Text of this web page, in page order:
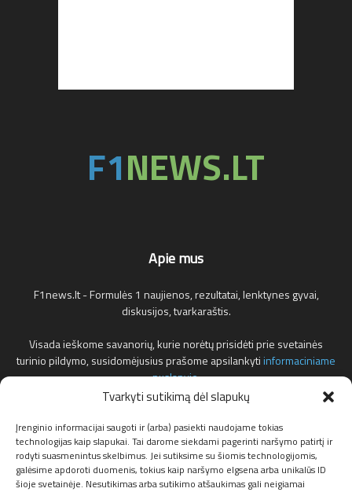
Tvarkyti sutikimą dėl slapukų
Įrenginio informacijai saugoti ir (arba) pasiekti naudojame tokias
technologijas kaip slapukai. Tai darome siekdami pagerinti naršymo patirtį ir
rodyti suasmenintus skelbimus. Jei sutiksime su šiomis technologijomis,
galėsime apdoroti duomenis, tokius kaip naršymo elgsena arba unikalūs ID
šioje svetainėje. Nesutikimas arba sutikimo atšaukimas gali neigiamai
Apie mus
F1news.lt - Formulės 1 naujienos, rezultatai, lenktynes gyvai,
diskusijos, tvarkaraštis.
Visada ieškome savanorių, kurie norėtų prisidėti prie svetainės
turinio pildymo, susidomėjusius prašome apsilankytiinformaciniame
puslapyje.
adresu.
Susisiekite:info@f1news.lt